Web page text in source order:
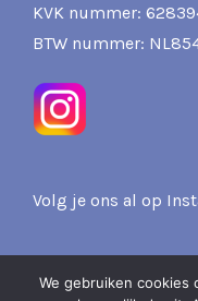
KVK nummer:
BTW nummer:
Volg je ons al op
We gebruiken cookies